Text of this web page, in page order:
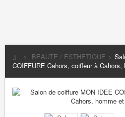
> BEAUTE / ESTHETIQUE >
COIFFURE Cahors, coiffeur à